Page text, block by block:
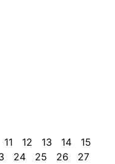
11 12 13 14
15
24 25 26
27